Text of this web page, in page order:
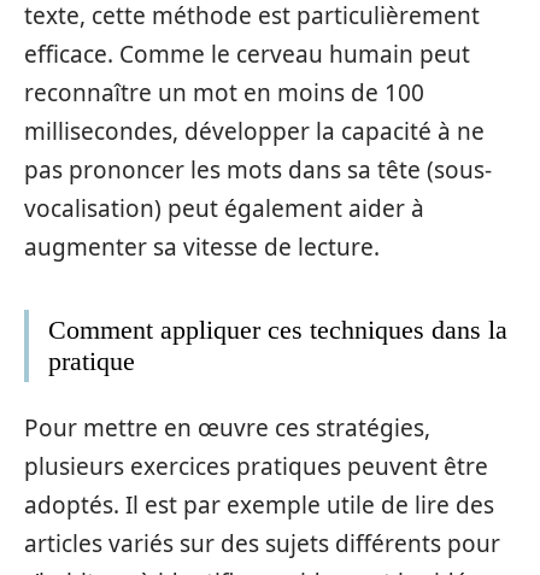
texte, cette méthode est particulièrement
efficace. Comme le cerveau humain peut
reconnaître un mot en moins de 100
millisecondes, développer la capacité à ne
pas prononcer les mots dans sa tête (sous-
vocalisation) peut également aider à
augmenter sa vitesse de lecture.
Comment appliquer ces techniques dans la
pratique
Pour mettre en œuvre ces stratégies,
plusieurs exercices pratiques peuvent être
adoptés. Il est par exemple utile de lire des
articles variés sur des sujets différents pour